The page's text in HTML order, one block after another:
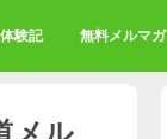
験記 無料メルマガ